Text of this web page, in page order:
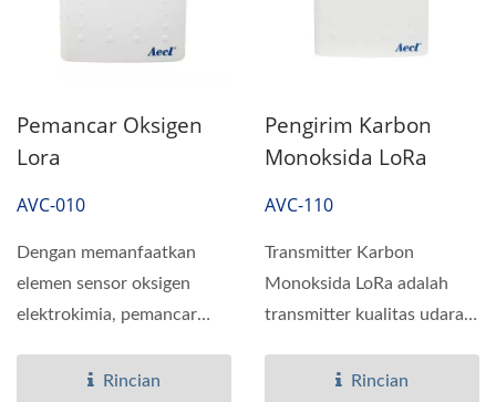
Pemancar Oksigen
Lora
AVC-010
Dengan memanfaatkan
elemen sensor oksigen
elektrokimia, pemancar
pengukuran...Rincian
Pengirim Karbon
Monoksida LoRa
AVC-110
Transmitter Karbon
Monoksida LoRa adalah
transmitter kualitas udara
pengukuran...Rincian